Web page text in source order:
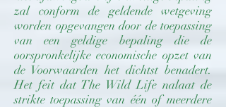
zal conform de geldende wetgeving
worden opgevangen door de toepassing
van een geldige bepaling die de
oorspronkelijke economische opzet van
de Voorwaarden het dichtst benadert.
Het feit dat The Wild Life nalaat de
strikte toepassing van één of meerdere